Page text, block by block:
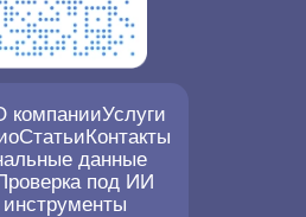
компанииУслуги
СтатьиКонтакты
данные
под ИИ
инструменты